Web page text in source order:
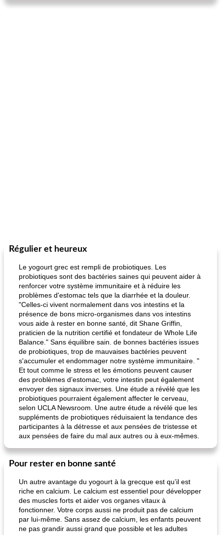
Régulier et heureux
Le yogourt grec est rempli de probiotiques. Les
probiotiques sont des bactéries saines qui peuvent aider à
renforcer votre système immunitaire et à réduire les
problèmes d'estomac tels que la diarrhée et la douleur.
"Celles-ci vivent normalement dans vos intestins et la
présence de bons micro-organismes dans vos intestins
vous aide à rester en bonne santé, dit Shane Griffin,
praticien de la nutrition certifié et fondateur de Whole Life
Balance." Sans équilibre sain. de bonnes bactéries issues
de probiotiques, trop de mauvaises bactéries peuvent
s'accumuler et endommager notre système immunitaire. "
Et tout comme le stress et les émotions peuvent causer
des problèmes d’estomac, votre intestin peut également
envoyer des signaux inverses. Une étude a révélé que les
probiotiques pourraient également affecter le cerveau,
selon UCLA Newsroom. Une autre étude a révélé que les
suppléments de probiotiques réduisaient la tendance des
participantes à la détresse et aux pensées de tristesse et
aux pensées de faire du mal aux autres ou à eux-mêmes.
Pour rester en bonne santé
Un autre avantage du yogourt à la grecque est qu’il est
riche en calcium. Le calcium est essentiel pour développer
des muscles forts et aider vos organes vitaux à
fonctionner. Votre corps aussi ne produit pas de calcium
par lui-même. Sans assez de calcium, les enfants peuvent
ne pas grandir aussi grand que possible et les adultes